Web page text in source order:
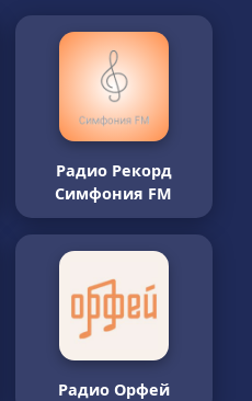
Радио Рекорд
Симфония FM
Радио Орфей